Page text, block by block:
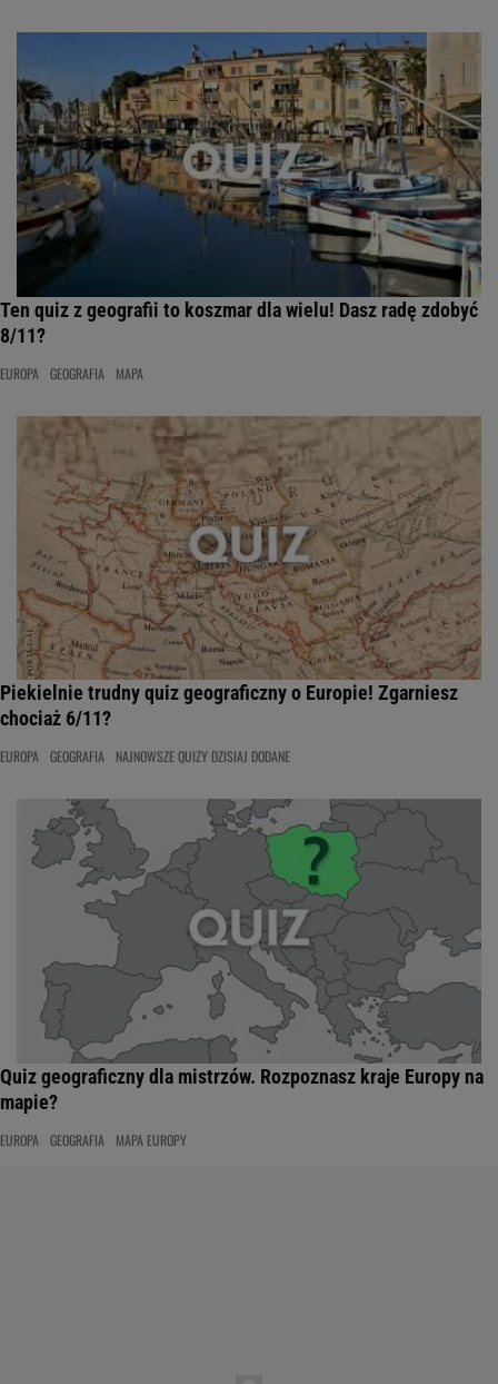
Ten quiz z geografii to koszmar dla wielu! Dasz radę zdobyć
8/11?
EUROPA GEOGRAFIA MAPA
Piekielnie trudny quiz geograficzny o Europie! Zgarniesz
chociaż 6/11?
EUROPA GEOGRAFIA NAJNOWSZE QUIZY DZISIAJ DODANE
Quiz geograficzny dla mistrzów. Rozpoznasz kraje Europy na
mapie?
EUROPA GEOGRAFIA MAPA EUROPY